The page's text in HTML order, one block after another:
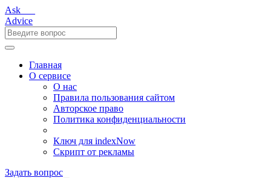
Ask___
Advice
Главная
О сервисе
О нас
Правила пользования сайтом
Авторское право
Политика конфиденциальности
Ключ для indexNow
Скрипт от рекламы
Задать вопрос